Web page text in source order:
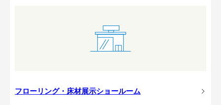
フローリング・床材展示ショールーム